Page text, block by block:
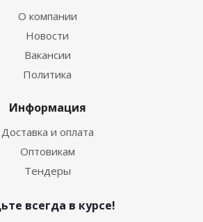
О компании
Новости
Вакансии
Политика
Информация
Доставка и оплата
Оптовикам
Тендеры
всегда в курсе!